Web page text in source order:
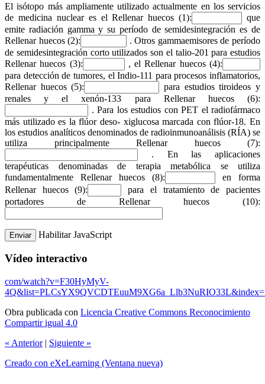
El isótopo más ampliamente utilizado actualmente en los servicios
de medicina nuclear es elRellenar huecos (1):
que
emite radiación gamma y su período de semidesintegración es de
Rellenar huecos (2):
. Otros gammaemisores de período
de semidesintegración corto utilizados son el talio-201 para estudios
Rellenar huecos (3):
, elRellenar huecos (4):
para detección de tumores, el Indio-111 para procesos inflamatorios,
Rellenar huecos (5):
para estudios tiroideos y
renales y el xenón-133 para Rellenar huecos (6):
. Para los estudios con PET el radiofármaco
más utilizado es la flúor deso- xiglucosa marcada con flúor-18. En
los estudios analíticos denominados de radioinmunoanálisis (RÍA) se
utiliza principalmente Rellenar huecos (7):
. En las aplicaciones
terapéuticas denominadas de terapia metabólica se utiliza
fundamentalmente Rellenar huecos (8):
en forma
Rellenar huecos (9):
para el tratamiento de pacientes
portadores de Rellenar huecos (10):
Habilitar JavaScript
Vídeo interactivo
com/watch?v=F30HyMyV-
Obra publicada con Licencia Creative Commons Reconocimiento
Compartir igual 4.0
« Anterior | Siguiente »
Creado con eXeLearning (Ventana nueva)